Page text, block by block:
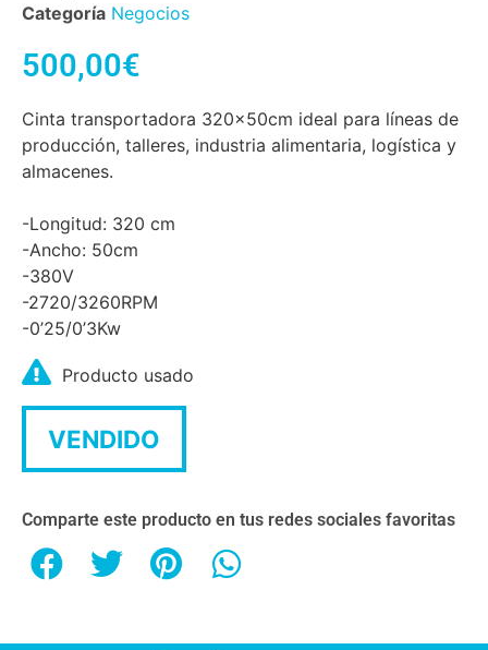
Categoría Negocios
500,00€
Cinta transportadora 320x50cm ideal para líneas de
producción, talleres, industria alimentaria, logística y
almacenes.
-Longitud: 320 cm
-Ancho: 50cm
-380V
-2720/3260RPM
-0’25/0’3Kw
Producto usado
VENDIDO
Comparte este producto en tus redes sociales favoritas